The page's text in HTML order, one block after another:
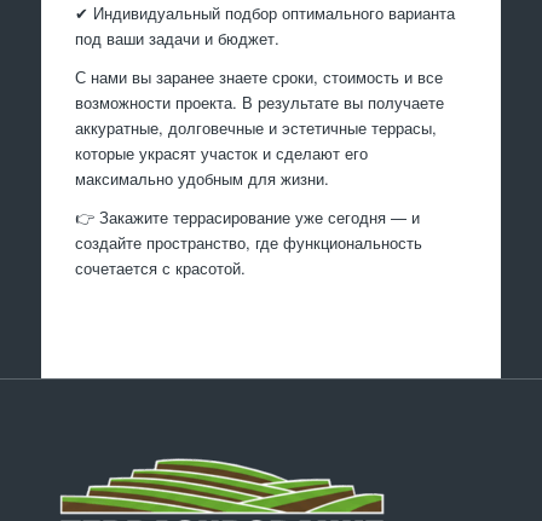
✔ Индивидуальный подбор оптимального варианта
под ваши задачи и бюджет.
С нами вы заранее знаете сроки, стоимость и все
возможности проекта. В результате вы получаете
аккуратные, долговечные и эстетичные террасы,
которые украсят участок и сделают его
максимально удобным для жизни.
👉 Закажите террасирование уже сегодня — и
создайте пространство, где функциональность
сочетается с красотой.